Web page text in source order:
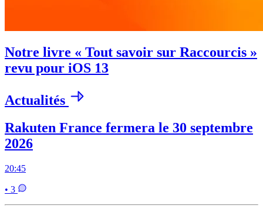
Notre livre « Tout savoir sur Raccourcis »
revu pour iOS 13
Actualités
Rakuten France fermera le 30 septembre
2026
20:45
• 3